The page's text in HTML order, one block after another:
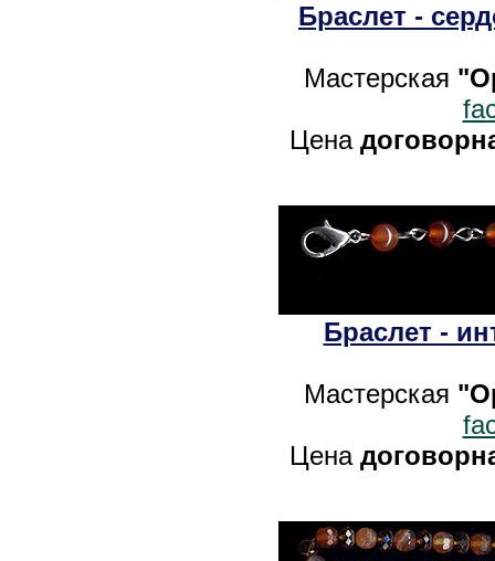
Браслет -
Мастерская
Цена
Браслет -
Мастерская
Цена